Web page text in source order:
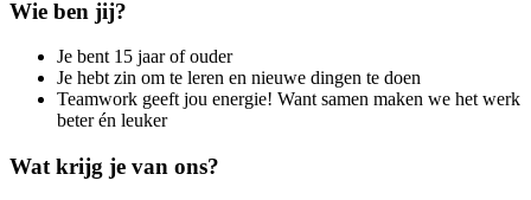
Wie ben jij?
Je bent 15 jaar of ouder
Je hebt zin om te leren en nieuwe dingen te doen
Teamwork geeft jou energie! Want samen maken we het werk
beter én leuker
Wat krijg je van ons?